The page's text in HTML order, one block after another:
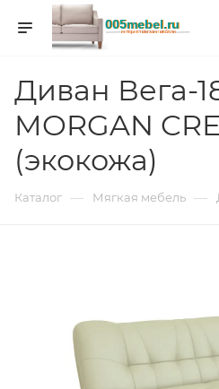
Диван Вега-
MORGAN
(экокожа)
Каталог — Мягкая мебель —